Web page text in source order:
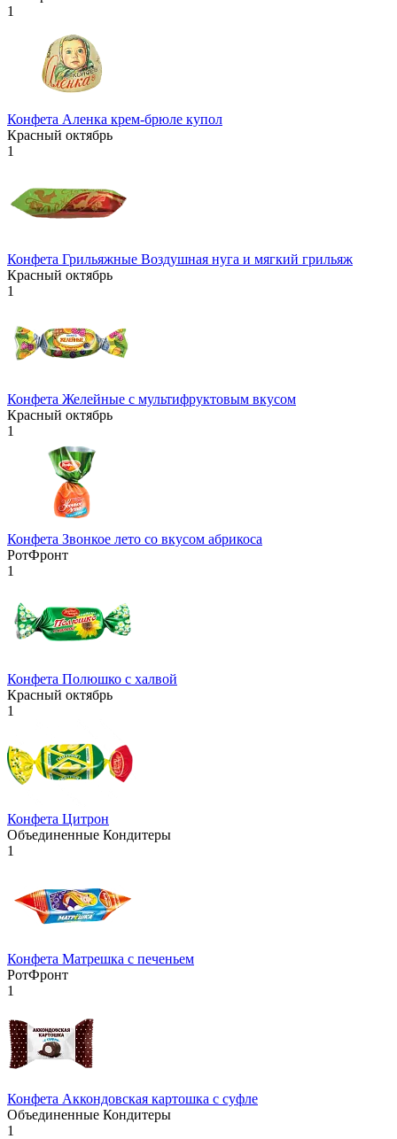
1
Конфета Аленка крем-брюле купол
Красный октябрь
1
Конфета Грильяжные Воздушная нуга и мягкий грильяж
Красный октябрь
1
Конфета Желейные с мультифруктовым вкусом
Красный октябрь
1
Конфета Звонкое лето со вкусом абрикоса
РотФронт
1
Конфета Полюшко с халвой
Красный октябрь
1
Конфета Цитрон
Объединенные Кондитеры
1
Конфета Матрешка с печеньем
РотФронт
1
Конфета Аккондовская картошка с суфле
Объединенные Кондитеры
1